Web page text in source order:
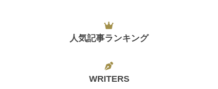
人気記事ランキング
WRITERS